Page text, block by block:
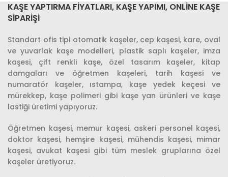
KAŞE YAPTIRMA FIYATLARI, KAŞE YAPIMI, ONLINE KAŞE
SIPARIŞI
Standart ofis tipi otomatik kaşeler, cep kaşesi, kare, oval
ve yuvarlak kaşe modelleri, plastik saplı kaşeler, imza
kaşesi, çift renkli kaşe, özel tasarım kaşeler, kitap
damgaları ve öğretmen kaşeleri, tarih kaşesi ve
numaratör kaşeler, ıstampa, kaşe yedek keçesi ve
mürekkep, kaşe polimeri gibi kaşe yan ürünleri ve kaşe
lastiği üretimi yapıyoruz.
Öğretmen kaşesi, memur kaşesi, askeri personel kaşesi,
doktor kaşesi, hemşire kaşesi, mühendis kaşesi, mimar
kaşesi, avukat kaşesi gibi tüm meslek gruplarına özel
kaşeler üretiyoruz.